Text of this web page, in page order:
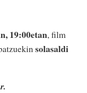
19:00etan, film
solasaldi